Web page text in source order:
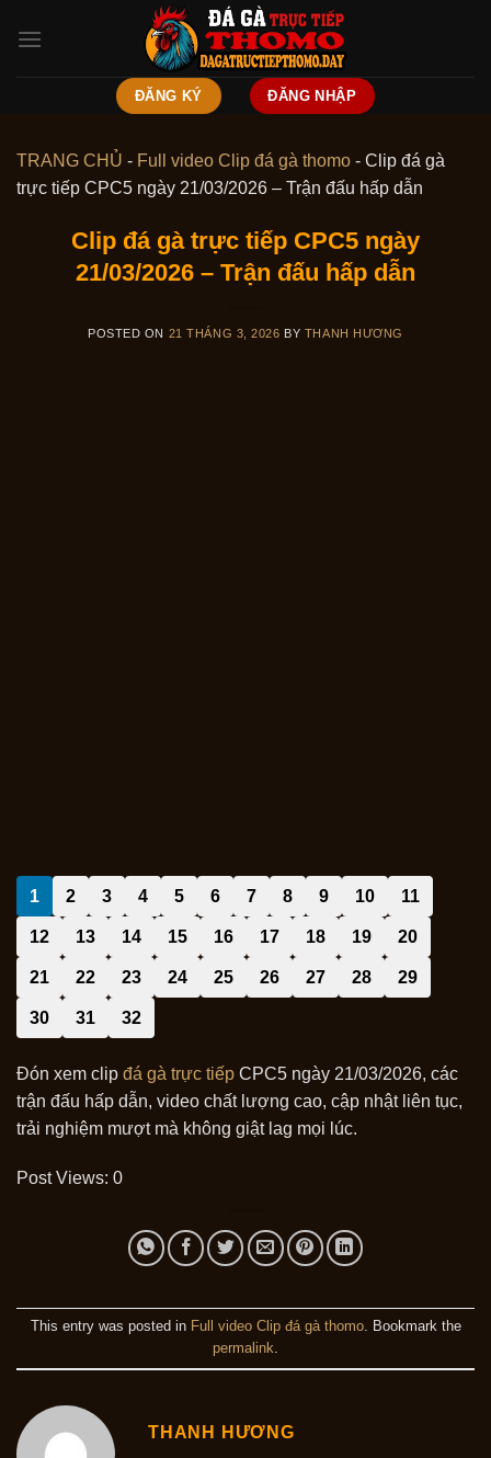
ĐĂNG KÝ ĐĂNG NHẬP
TRANG CHỦ - Full video Clip đá gà thomo - Clip đá gà
trực tiếp CPC5 ngày 21/03/2026 – Trận đấu hấp dẫn
Clip đá gà trực tiếp CPC5 ngày
21/03/2026 – Trận đấu hấp dẫn
POSTED ON 21 THÁNG 3, 2026 BY THANH HƯƠNG
1 2 3 4 5 6 7 8 9 10 11
12 13 14 15 16 17 18 19 20
21 22 23 24 25 26 27 28 29
30 31 32
Đón xem clip đá gà trực tiếp CPC5 ngày 21/03/2026, các
trận đấu hấp dẫn, video chất lượng cao, cập nhật liên tục,
trải nghiệm mượt mà không giật lag mọi lúc.
Post Views: 0
This entry was posted in Full video Clip đá gà thomo. Bookmark the
permalink
THANH HƯƠNG